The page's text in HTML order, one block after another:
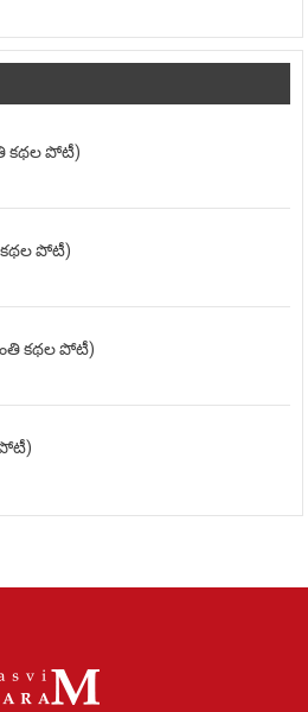
కథల పోటీ)
కథల పోటీ)
కథల పోటీ)
పోటీ)